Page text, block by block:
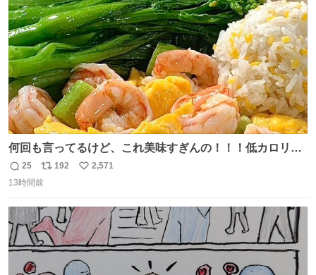
うか…素敵すぎる
数
何回も言ってるけど、これ美味すぎんの！！！低カロリー
で満足感エグいから一生食べてる😭
返
信
25
リ
ポ
ト
数
192
い
数
2,571
13時間前